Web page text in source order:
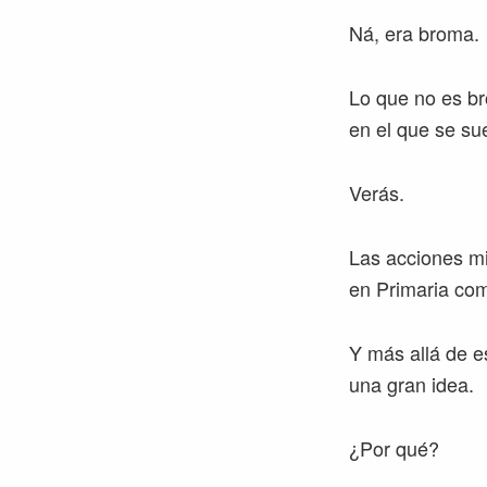
Ná, era broma.
Lo que no es
en el que se
Verás.
Las acciones
en Primaria
Y más allá de
una gran idea.
¿Por qué?